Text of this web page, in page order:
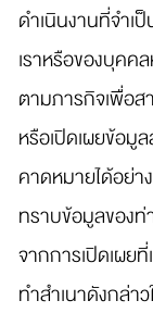
ดำเนินงานที่จำเ
เราหรือของบุคค
ตามภารกิจเพื่อส
หรือเปิดเผยข้อมู
คาดหมายได้อย่า
ทราบข้อมูลของท่
จากการเปิดเผย
ทำสำเนาดังกล่